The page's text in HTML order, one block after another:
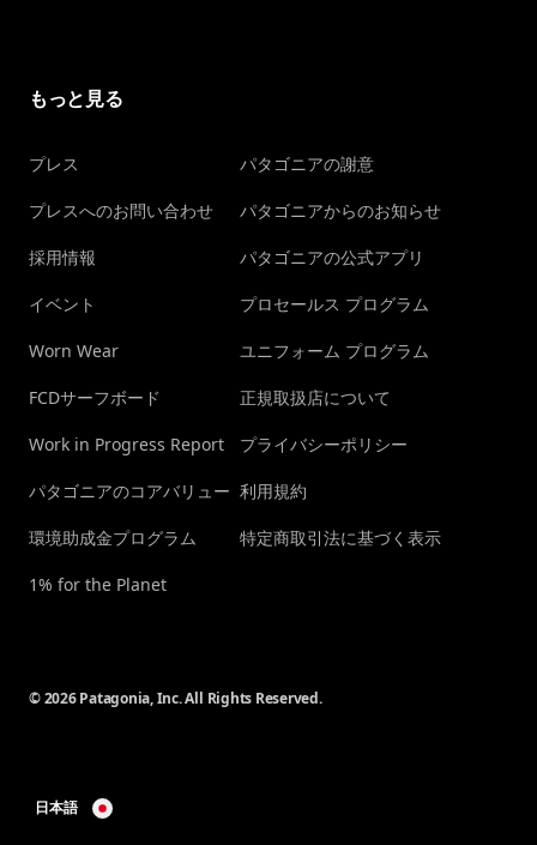
もっと見る
プレス
プレスへのお問い合わせ
採用情報
イベント
Worn Wear
FCDサーフボード
Work in Progress Report
パタゴニアのコアバリュー
環境助成金プログラム
1% for the Planet
パタゴニアの謝意
パタゴニアからのお知らせ
パタゴニアの公式アプリ
プロセールス プログラム
ユニフォーム プログラム
正規取扱店について
プライバシーポリシー
利用規約
特定商取引法に基づく表示
© 2026 Patagonia, Inc. All Rights Reserved.
日本語